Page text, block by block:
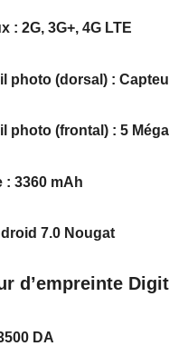
: 2G, 3G+, 4G LTE
photo (dorsal) :
photo (frontal) : 5
: 3360 mAh
7.0 Nougat
d’empreinte
DA